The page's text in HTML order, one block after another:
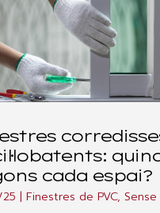
cada espai?
| Finestres de PVC,